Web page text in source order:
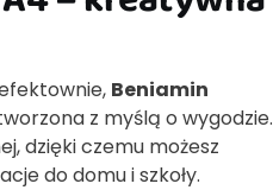
Beniamin
z myślą o wygodzie.
dzięki czemu możesz
do domu i szkoły.